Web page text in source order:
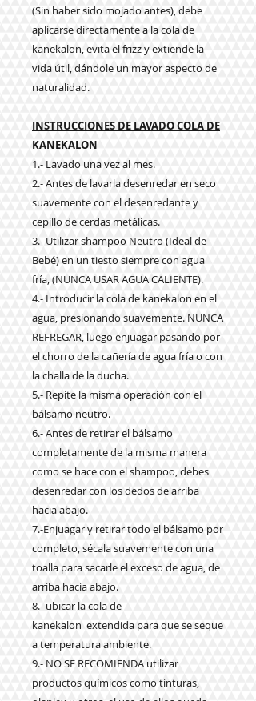
(Sin haber sido mojado antes), debe
aplicarse directamente a la cola de
kanekalon, evita el frizz y extiende la
vida útil, dándole un mayor aspecto de
naturalidad.
INSTRUCCIONES DE LAVADO COLA DE
KANEKALON
1.- Lavado una vez al mes.
2.- Antes de lavarla desenredar en seco
suavemente con el desenredante y
cepillo de cerdas metálicas.
3.- Utilizar shampoo Neutro (Ideal de
Bebé) en un tiesto siempre con agua
fría, (NUNCA USAR AGUA CALIENTE).
4.- Introducir la cola de kanekalon en el
agua, presionando suavemente. NUNCA
REFREGAR, luego enjuagar pasando por
el chorro de la cañería de agua fría o con
la challa de la ducha.
5.- Repite la misma operación con el
bálsamo neutro.
6.- Antes de retirar el bálsamo
completamente de la misma manera
como se hace con el shampoo, debes
desenredar con los dedos de arriba
hacia abajo.
7.-Enjuagar y retirar todo el bálsamo por
completo, sécala suavemente con una
toalla para sacarle el exceso de agua, de
arriba hacia abajo.
8.- ubicar la cola de
kanekalon extendida para que se seque
a temperatura ambiente.
9.- NO SE RECOMIENDA utilizar
productos químicos como tinturas,